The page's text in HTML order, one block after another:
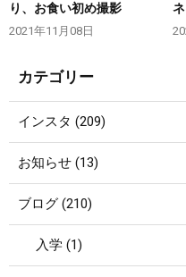
り、お食い初め撮影
2021年11月08日
カテゴリー
インスタ (209)
お知らせ (13)
ブログ (210)
入学 (1)